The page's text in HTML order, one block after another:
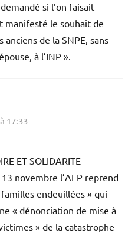
si l’on faisait
manifesté le souhait de
de la SNPE, sans
à l’INP ».
17:33
ET SOLIDARITE
novembre l’AFP reprend
endeuillées » qui
« dénonciation de mise à
» de la catastrophe